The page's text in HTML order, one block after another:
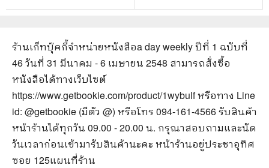
ร้านเก็ทบุ๊คกี้จำหน่ายหนังสือa day weekly ปีที่ 1 ฉบับที่
46 วันที่ 31 มีนาคม - 6 เมษายน 2548 สามารถสั่งซื้อ
หนังสือได้ทางเว็บไซต์
https://www.getbookie.com/product/1wybulfหรือทาง Line
id: @getbookie (มีตัว @) หรือโทร 094-161-4566 รับสินค้า
หน้าร้านได้ทุกวัน 09.00 - 20.00 น. กรุณาสอบถามและนัด
วันเวลาก่อนเข้ามารับสินค้านะคะ หน้าร้านอยู่ประชาอุทิศ
ซอย 125แผนที่ร้าน